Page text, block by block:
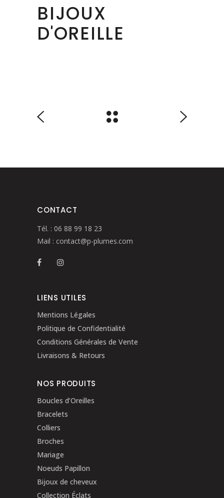
BIJOUX
D'OREILLE
CONTACT
Tél. : 06 88 99 18 23
Mail : contact@p-plumes.com
LIENS UTILES
Mentions Légales
Politique de Confidentialité
Conditions Générales de Vente
Livraisons & Retours
NOS PRODUITS
Boucles d’Oreilles
Bracelets
Colliers
Broches
Mariage
Noeuds Papillon
Bijoux de cheveux
Collection Éclats